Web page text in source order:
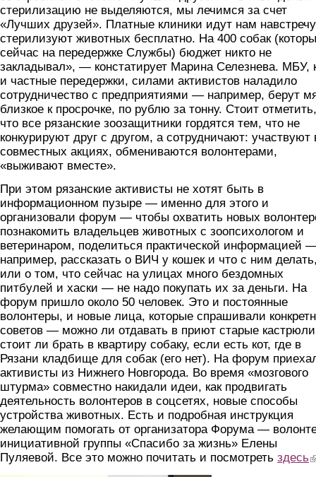
стерилизацию не выделяются, мы лечимся за счет
«Лучших друзей». Платные клиники идут нам
стерилизуют животных бесплатно. На 400 собак
сейчас на передержке Службы) бюджет никто не
закладывал», — констатирует Марина Селезнева. МБУ,
и частные передержки, силами активистов наладило
сотрудничество с предприятиями — например, берут
близкое к просрочке, по рублю за тонну. Стоит отметить,
что все рязанские зоозащитники гордятся тем, что не
конкурируют друг с другом, а сотрудничают: участвуют
совместных акциях, обмениваются волонтерами,
«выживают вместе».
При этом рязанские активисты не хотят быть в
информационном пузыре — именно для этого и
организовали форум — чтобы охватить новых
познакомить владельцев животных с зоопсихологом и
ветеринаром, поделиться практической информацией
например, рассказать о ВИЧ у кошек и что с ним
или о том, что сейчас на улицах много бездомных
питбулей и хаски — не надо покупать их за деньги. На
форум пришло около 50 человек. Это и постоянные
волонтеры, и новые лица, которые спрашивали
советов — можно ли отдавать в приют старые
стоит ли брать в квартиру собаку, если есть кот, где в
Рязани кладбище для собак (его нет). На форум
активисты из Нижнего Новгорода. Во время «мозгового
штурма» совместно накидали идеи, как продвигать
деятельность волонтеров в соцсетях, новые способы
устройства животных. Есть и подробная инструкция
желающим помогать от организатора Форума —
инициативной группы «Спасибо за жизнь» Елены
Пуляевой. Все это можно почитать и посмотреть здесь